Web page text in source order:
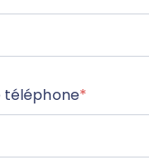
téléphone*